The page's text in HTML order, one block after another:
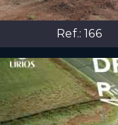
Ref.:166